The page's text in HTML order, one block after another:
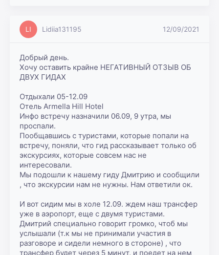
LI Lidiia131195 12/09/2021
Добрый день.
Хочу оставить крайне НЕГАТИВНЫЙ ОТЗЫВ ОБ
ДВУХ ГИДАХ
Отдыхали 05-12.09
Отель Armella Hill Hotel
Инфо встречу назначили 06.09, 9 утра, мы
проспали.
Пообщавшись с туристами, которые попали на
встречу, поняли, что гид рассказывает только об
экскурсиях, которые совсем нас не
интересовали.
Мы подошли к нашему гиду Дмитрию и сообщили
, что экскурсии нам не нужны. Нам ответили ок.
И вот сидим мы в холе 12.09. ждем наш трансфер
уже в аэропорт, еще с двумя туристами.
Дмитрий специально говорит громко, чтоб мы
услышали (т.к мы не принимали участия в
разговоре и сидели немного в стороне) , что
трансфер будет через 5 минут, и поедет на нем